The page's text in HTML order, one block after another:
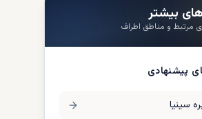
بیشتر
مرتبط و مناطق اطراف
پیشنهادی
سینیا